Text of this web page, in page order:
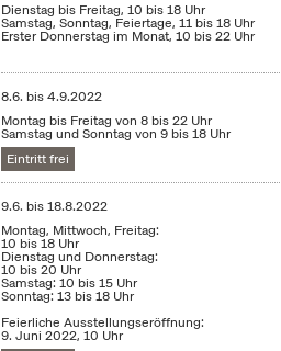
Dienstag bis Freitag, 10 bis 18 Uhr
Samstag, Sonntag, Feiertage, 11 bis 18 Uhr
Erster Donnerstag im Monat, 10 bis 22 Uhr
8.6. bis4.9.2022
Montag bis Freitag von 8 bis 22 Uhr
Samstag und Sonntag von 9 bis 18 Uhr
Eintritt frei
9.6. bis18.8.2022
Montag, Mittwoch, Freitag:
10 bis 18 Uhr
Dienstag und Donnerstag:
10 bis 20 Uhr
Samstag: 10 bis 15 Uhr
Sonntag: 13 bis 18 Uhr
Feierliche Ausstellungseröffnung:
9. Juni 2022, 10 Uhr